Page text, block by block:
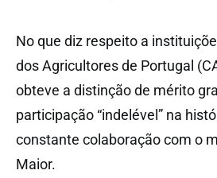
No que diz respeito a
dos Agricultores de Portugal
obteve a distinção de mérito
participação “indelével” na
constante colaboração com o
Maior.